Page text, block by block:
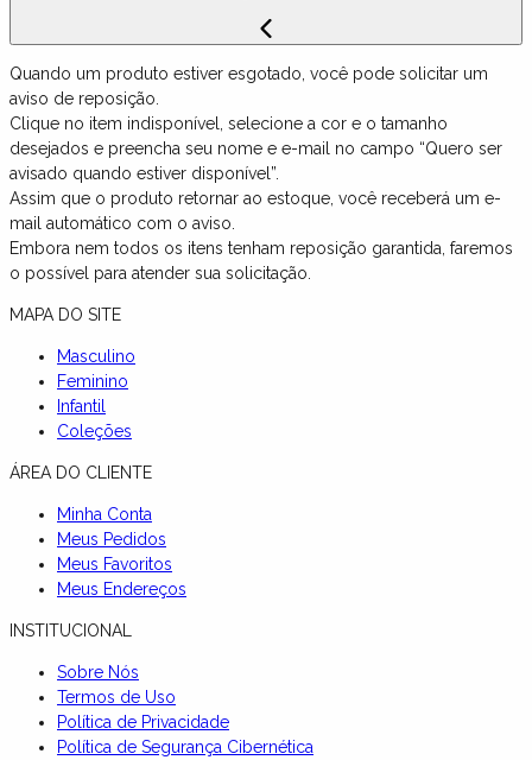
Quando um produto estiver esgotado, você pode solicitar um
aviso de reposição.
Clique no item indisponível, selecione a cor e o tamanho
desejados e preencha seu nome e e-mail no campo “Quero ser
avisado quando estiver disponível”.
Assim que o produto retornar ao estoque, você receberá um e-
mail automático com o aviso.
Embora nem todos os itens tenham reposição garantida, faremos
o possível para atender sua solicitação.
MAPA DO SITE
Masculino
Feminino
Infantil
Coleções
ÁREA DO CLIENTE
Minha Conta
Meus Pedidos
Meus Favoritos
Meus Endereços
INSTITUCIONAL
Sobre Nós
Termos de Uso
Política de Privacidade
Política de Segurança Cibernética